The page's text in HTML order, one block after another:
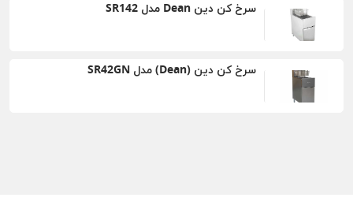
سرخ کن دین Dean مدل SR142
سرخ کن دین (Dean) مدل SR42GN